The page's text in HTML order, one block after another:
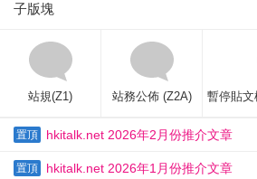
子版塊
站規(Z1) 站務公佈 (Z2A) 暫停貼
置頂 hkitalk.net 2026年2月份推介文章
置頂 hkitalk.net 2026年1月份推介文章